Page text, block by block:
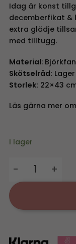
Idag är konst
decemberfikat &
extra glädje
med tilltugg.
Material:
Skötselråd:
Storlek: 22×43
Läs gärna mer
I lager